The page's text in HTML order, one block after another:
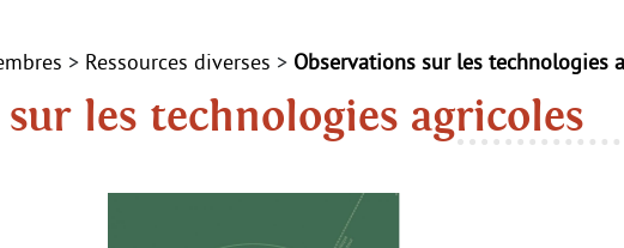
> Ressources diverses > Observations sur les technologies
les technologies agricoles